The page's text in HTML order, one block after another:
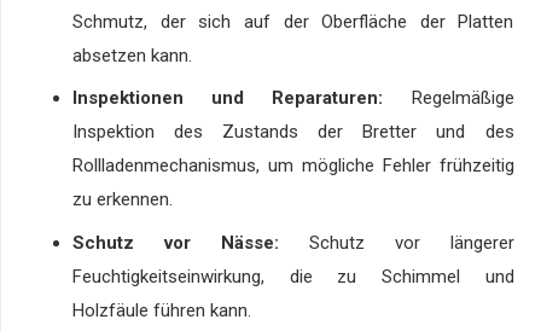
Schmutz, der sich auf der Oberfläche der Platten
absetzen kann.
Inspektionen und Reparaturen: Regelmäßige
Inspektion des Zustands der Bretter und des
Rollladenmechanismus, um mögliche Fehler frühzeitig
zu erkennen.
Schutz vor Nässe: Schutz vor längerer
Feuchtigkeitseinwirkung, die zu Schimmel und
Holzfäule führen kann.